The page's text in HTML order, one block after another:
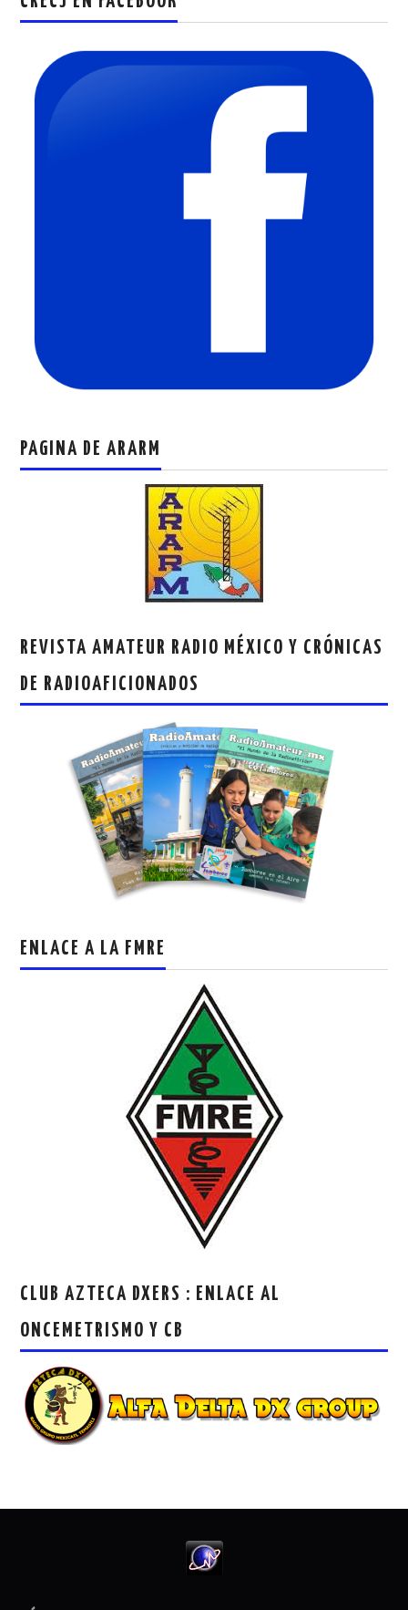
PAGINA DE ARARM
REVISTA AMATEUR RADIO MÉXICO Y CRÓNICAS
DE RADIOAFICIONADOS
ENLACE A LA FMRE
CLUB AZTECA DXERS : ENLACE AL
ONCEMETRISMO Y CB